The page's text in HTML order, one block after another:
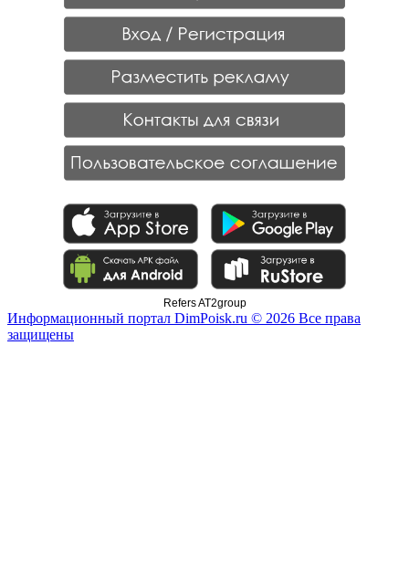
Refers AT2group
Информационный портал DimPoisk.ru © 2026 Все права
защищены